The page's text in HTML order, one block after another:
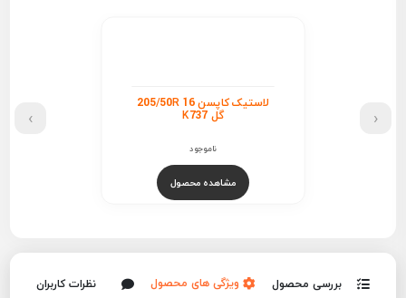
لاستیک کاپسن 205/50R 16
گل K737
ناموجود
مشاهده محصول
‹
›
بررسی محصول ویژگی های محصول نظرات کاربران